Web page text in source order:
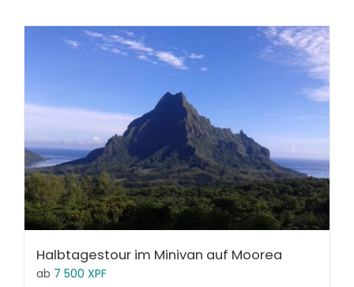
Halbtagestour im Minivan auf Moorea
ab 7 500 XPF